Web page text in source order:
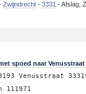
Zwijndrecht- 3331 -Afslag,
spoed naar
Venusstraat
111971